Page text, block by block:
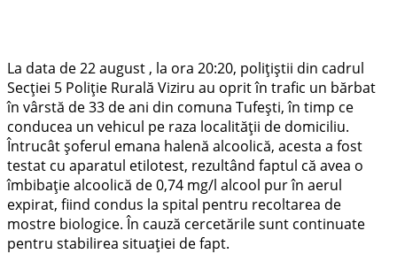
La data de 22 august , la ora 20:20, polițiștii din cadrul
Secției 5 Poliție Rurală Viziru au oprit în trafic un bărbat
în vârstă de 33 de ani din comuna Tufești, în timp ce
conducea un vehicul pe raza localității de domiciliu.
Întrucât șoferul emana halenă alcoolică, acesta a fost
testat cu aparatul etilotest, rezultând faptul că avea o
îmbibație alcoolică de 0,74 mg/l alcool pur în aerul
expirat, fiind condus la spital pentru recoltarea de
mostre biologice. În cauză cercetările sunt continuate
pentru stabilirea situației de fapt.